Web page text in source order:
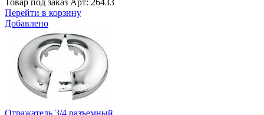
Товар под заказ Арт: 26433
Перейти в корзину
Добавлено